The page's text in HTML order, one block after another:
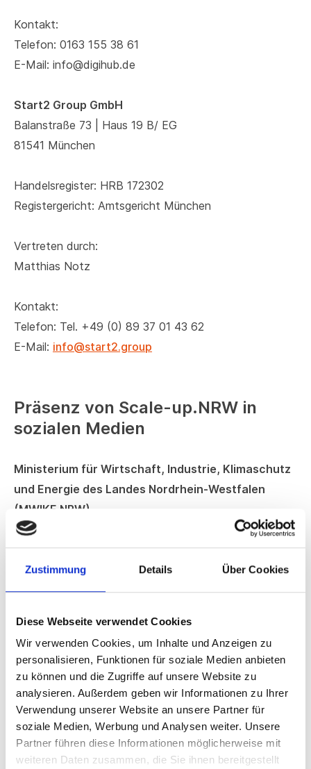
Zustimmung Details Über Cookies
Diese Webseite verwendet Cookies
Wir verwenden Cookies, um Inhalte und Anzeigen zu
personalisieren, Funktionen für soziale Medien anbieten
zu können und die Zugriffe auf unsere Website zu
analysieren. Außerdem geben wir Informationen zu Ihrer
Verwendung unserer Website an unsere Partner für
soziale Medien, Werbung und Analysen weiter. Unsere
Partner führen diese Informationen möglicherweise mit
weiteren Daten zusammen, die Sie ihnen bereitgestellt
Kontakt:
Telefon: 0163 155 38 61
E-Mail: info@digihub.de
Start2 Group GmbH
Balanstraße 73 | Haus 19 B/ EG
81541 München
Handelsregister: HRB 172302
Registergericht: Amtsgericht München
Vertreten durch:
Matthias Notz
Kontakt:
Telefon: ​Tel. +49 (0) 89 37 01 43 62
E-Mail: info@start2.group
Präsenz von Scale-up.NRW in
sozialen Medien
Ministerium für Wirtschaft, Industrie, Klimaschutz
und Energie des Landes Nordrhein-Westfalen
(MWIKE NRW)
Referat „Digitale Wirtschaft (DWNRW), Digitale
Geschäftsmodelle“
Berger Allee 25
40213 Düsseldorf
Simon Cohnitz (Referatsleiter Digitale Wirtschaft
NRW)
Kontakt:
Telefon: +49 (0) 211 61 77 20
E-Mail: poststelle@mwike.nrw.de